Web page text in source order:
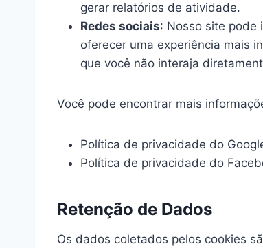
gerar relatórios de atividade.
Redes sociais: Nosso site pode
oferecer uma experiência mais
que você não interaja
Você pode encontrar mais
Política de privacidade do
Política de privacidade do
Retenção de Dados
Os dados coletados pelos cookies